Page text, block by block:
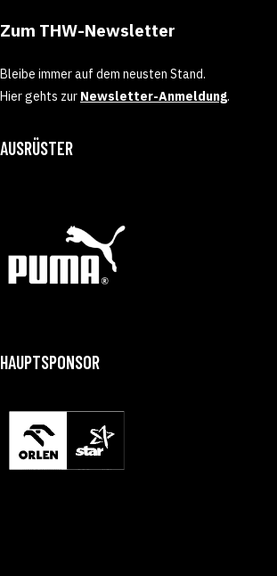
Zum THW-Newsletter
Bleibe immer auf dem neusten Stand.
Hier gehts zur Newsletter-Anmeldung.
AUSRÜSTER
HAUPTSPONSOR